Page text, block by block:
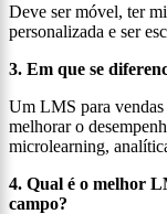
Deve ser móvel, ter
personalizada e ser
3. Em que se
Um LMS para vendas
melhorar o
microlearning,
4. Qual é o melhor
campo?